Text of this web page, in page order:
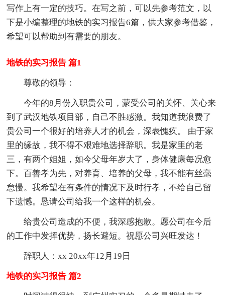
写作上有一定的技巧。在写之前，可以先参考范文，以
下是小编整理的地铁的实习报告6篇，供大家参考借鉴，
希望可以帮助到有需要的朋友。
地铁的实习报告 篇1
尊敬的领导：
今年的8月份入职贵公司，蒙受公司的关怀、关心来
到了武汉地铁项目部，自己不胜感激。我知道我浪费了
贵公司一个很好的培养人才的机会，深表愧疚。 由于家
里的缘故，我不得不艰难地选择辞职。我是家里的老
三，有两个姐姐，如今父母年岁大了，身体健康每况愈
下。百善孝为先，对养育、培养的父母，我不能有丝毫
怠慢。我希望在有条件的情况下及时行孝，不给自己留
下遗憾。恳请公司给我一个这样的机会。
给贵公司造成的不便，我深感抱歉。愿公司在今后
的工作中发挥优势，扬长避短。祝愿公司兴旺发达！
辞职人：xx 20xx年12月19日
地铁的实习报告 篇2